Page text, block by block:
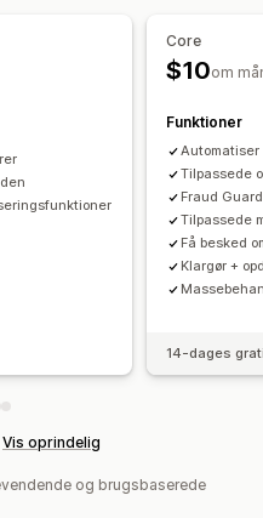
Planlagte opgaverCore
$10om
Funktioner
Tilpassede
Fraud
Tilpassede
Få besked
Klargør +
14-dages
Vis oprindelig
og brugsbaserede